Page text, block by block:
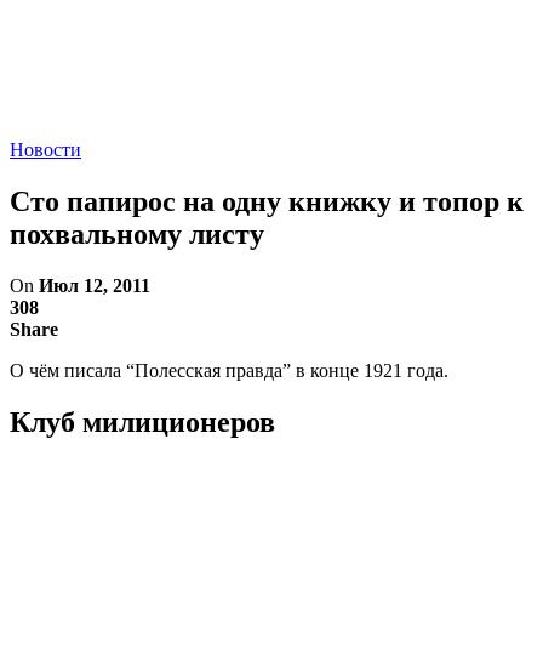
Новости
Сто папирос на одну книжку и топор к
похвальному листу
On Июл 12, 2011
308
Share
О чём писала “Полесская правда” в конце 1921 года.
Клуб милиционеров